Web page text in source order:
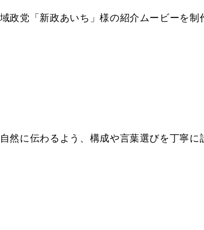
党「新政あいち」様の紹介ムービーを制
に伝わるよう、構成や言葉選びを丁寧に